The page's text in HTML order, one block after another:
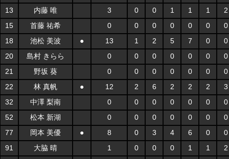
13 内藤 唯 3 0 0 1 1 1
2
15
首藤 祐希 0 0 0 0 0 0
0
18
池松 美波 ● 13 1 2 5 7 0
0
20
島村 きらら 0 0 0 0 0 0
0
21
野坂 葵 0 0 0 0 0 0
0
22
林 真帆 ● 12 2 6 2 2 2
3
32
中澤 梨南 0 0 0 0 0 0
0
52
松本 新湖 0 0 0 0 0 0
0
77
岡本 美優 ● 8 0 3 4 6 0
0
91
大脇 晴 1 0 0 0 1 1
2